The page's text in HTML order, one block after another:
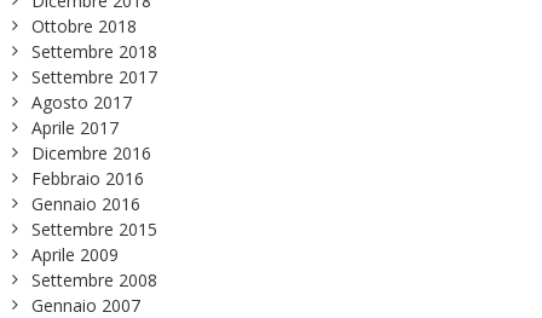
Ottobre 2018
Settembre 2018
Settembre 2017
Agosto 2017
Aprile 2017
Dicembre 2016
Febbraio 2016
Gennaio 2016
Settembre 2015
Aprile 2009
Settembre 2008
Gennaio 2007